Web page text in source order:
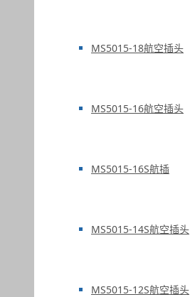
MS5015-18航空插头
MS5015-16航空插头
MS5015-16S航插
MS5015-14S航空插头
MS5015-12S航空插头